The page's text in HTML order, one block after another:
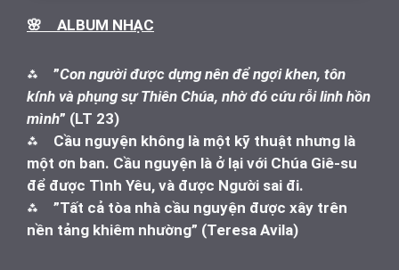
🌸 ALBUM NHẠC
⁂ ”Con người được dựng nên để ngợi khen, tôn
kính và phụng sự Thiên Chúa, nhờ đó cứu rỗi linh hồn
mình” (LT 23)
⁂ Cầu nguyện không là một kỹ thuật nhưng là
một ơn ban. Cầu nguyện là ở lại với Chúa Giê-su
để được Tình Yêu, và được Người sai đi.
⁂ ”Tất cả tòa nhà cầu nguyện được xây trên
nền tảng khiêm nhường” (Teresa Avila)